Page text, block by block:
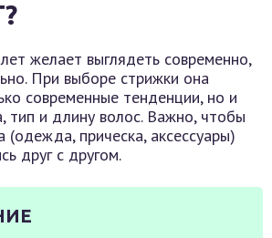
желает выглядеть современно,
При выборе стрижки она
современные тенденции, но и
тип и длину волос. Важно, чтобы
(одежда, прическа, аксессуары)
друг с другом.